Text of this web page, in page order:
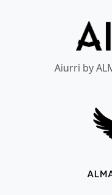
Aiurri by